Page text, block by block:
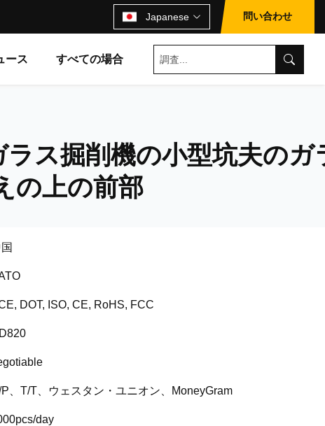
Japanese 問い合わせ
ース すべての場合
ラス掘削機の小型坑夫のガ
の上の前部
DOT, ISO, CE, RoHS, FCC
P、T/T、ウェスタン・ユニオン、MoneyGram
day